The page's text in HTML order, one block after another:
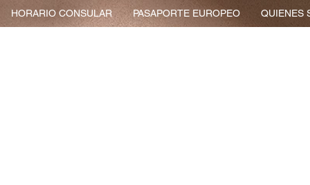
HORARIO CONSULAR PASAPORTE EUROPEO QUIENES